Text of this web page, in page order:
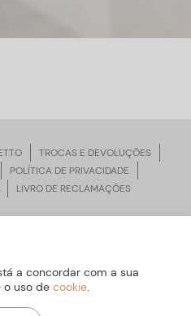
TROCAS E DEVOLUÇÕES
POLÍTICA DE PRIVACIDADE
LIVRO DE RECLAMAÇÕES
| Desenvolvido por
a concordar com a sua
o uso de cookie.